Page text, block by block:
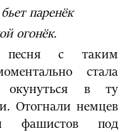
паренёк
огонёк.
песня с таким
стала
окунуться в ту
Отогнали немцев
фашистов под